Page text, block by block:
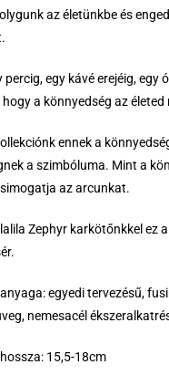
az életünkbe és
percig, egy kávé erejéig, egy
hogy a könnyedség az életed
ennek a
a szimbóluma. Mint a
az arcunkat.
Zephyr karkötőnkkel ez
egyedi tervezésű,
nemesacél
15,5-18cm